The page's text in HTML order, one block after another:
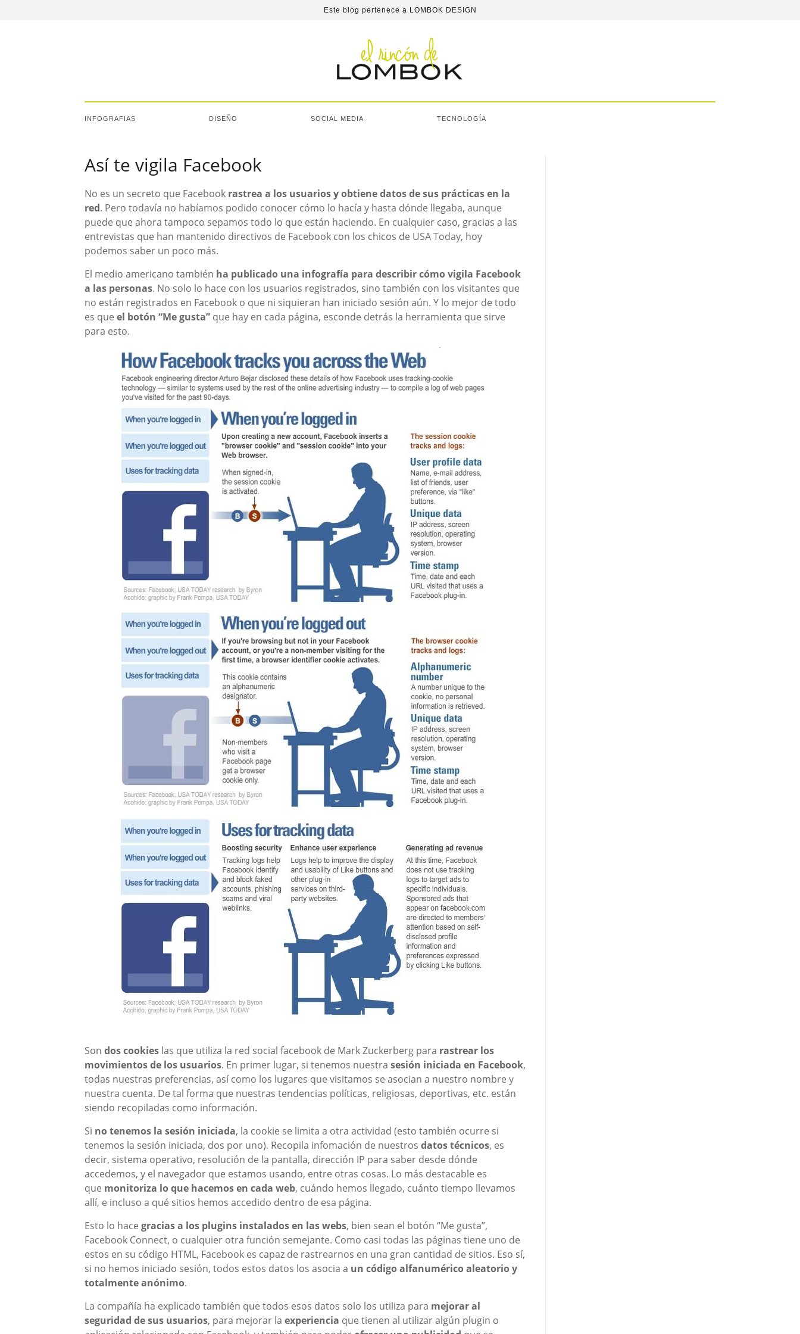
Este blog pertenece a LOMBOK DESIGN
INFOGRAFIAS DISEÑO SOCIAL MEDIA TECNOLOGÍA
Así te vigila Facebook
No es un secreto que Facebook rastrea a los usuarios y obtiene datos de sus prácticas en la
red. Pero todavía no habíamos podido conocer cómo lo hacía y hasta dónde llegaba, aunque
puede que ahora tampoco sepamos todo lo que están haciendo. En cualquier caso, gracias a las
entrevistas que han mantenido directivos de Facebook con los chicos de USA Today, hoy
podemos saber un poco más.
El medio americano también ha publicado una infografía para describir cómo vigila Facebook
a las personas. No solo lo hace con los usuarios registrados, sino también con los visitantes que
no están registrados en Facebook o que ni siquieran han iniciado sesión aún. Y lo mejor de todo
es que el botón “Me gusta” que hay en cada página, esconde detrás la herramienta que sirve
para esto.
Son dos cookies las que utiliza la red social facebook de Mark Zuckerberg para rastrear los
movimientos de los usuarios. En primer lugar, si tenemos nuestra sesión iniciada en Facebook,
todas nuestras preferencias, así como los lugares que visitamos se asocian a nuestro nombre y
nuestra cuenta. De tal forma que nuestras tendencias políticas, religiosas, deportivas, etc. están
siendo recopiladas como información.
Si no tenemos la sesión iniciada, la cookie se limita a otra actividad (esto también ocurre si
tenemos la sesión iniciada, dos por uno). Recopila infomación de nuestros datos técnicos, es
decir, sistema operativo, resolución de la pantalla, dirección IP para saber desde dónde
accedemos, y el navegador que estamos usando, entre otras cosas. Lo más destacable es
que monitoriza lo que hacemos en cada web, cuándo hemos llegado, cuánto tiempo llevamos
allí, e incluso a qué sitios hemos accedido dentro de esa página.
Esto lo hace gracias a los plugins instalados en las webs, bien sean el botón “Me gusta”,
Facebook Connect, o cualquier otra función semejante. Como casi todas las páginas tiene uno de
estos en su código HTML, Facebook es capaz de rastrearnos en una gran cantidad de sitios. Eso sí,
si no hemos iniciado sesión, todos estos datos los asocia a un código alfanumérico aleatorio y
totalmente anónimo.
La compañía ha explicado también que todos esos datos solo los utiliza para mejorar al
seguridad de sus usuarios, para mejorar la experiencia que tienen al utilizar algún plugin o